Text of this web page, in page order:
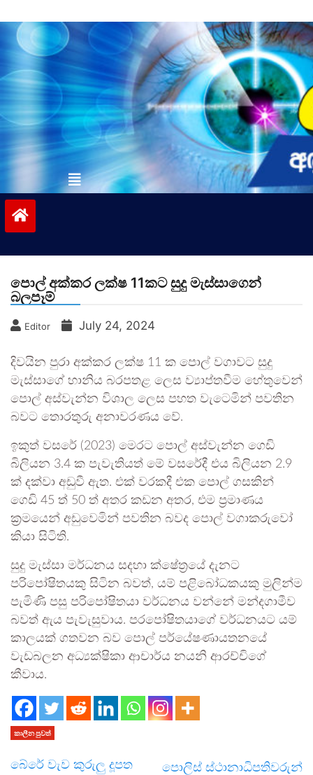
to
contentvinivida.lk
පොල් අක්කර ලක්ෂ 11කට සුදු මැස්සාගෙන්
බලපෑම්
Editor July 24, 2024
දිවයින පුරා අක්කර ලක්ෂ 11 ක පොල් වගාවට සුදු
මැස්සාගේ හානිය බරපතළ ලෙස ව්‍යාප්තවීම හේතුවෙන්
පොල් අස්වැන්න විශාල ලෙස පහත වැටෙමින් පවතින
බවට තොරතුරු අනාවරණය වේ.
ඉකුත් වසරේ (2023) මෙරට පොල් අස්වැන්න ගෙඩි
බිලියන 3.4 ක පැවැතියත් මේ වසරේදී එය බිලියන 2.9
ක් දක්වා අඩුවී ඇත. එක් වරකදී එක පොල් ගසකින්
ගෙඩි 45 ත් 50 ත් අතර කඩන අතර, එම ප්‍රමාණය
ක්‍රමයෙන් අඩුවෙමින් පවතින බවද පොල් වගාකරුවෝ
කියා සිටිති.
සුදු මැස්සා මර්ධනය සදහා ක්ෂේත්‍රයේ දැනට
පරිපෝෂිතයකු සිටින බවත්, යම් පළිබෝධකයකු මුලින්ම
පැමිණි පසු පරිපෝෂිතයා වර්ධනය වන්නේ මන්දගාමීව
බවත් ඇය පැවැසුවාය. පරපෝෂිතයාගේ වර්ධනයට යම්
කාලයක් ගතවන බව පොල් පර්යේෂණායතනයේ
වැඩබලන අධ්‍යක්ෂිකා ආචාර්ය නයනි ආරච්චිගේ
කීවාය.
කාලීන පුවත්
බේරේ වැව කුරුලු දූපත
පොලිස් ස්ථානාධිපතිවරුන්